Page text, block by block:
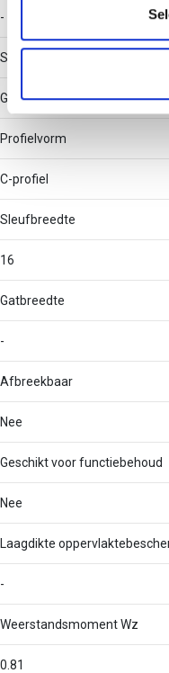
partners kunnen deze
informatie die u aan ze
verzameld op basis
-
Soort perforatie
Geen
Profielvorm
C-profiel
Sleufbreedte
16
Gatbreedte
-
Afbreekbaar
Nee
Geschikt voor functiebehoud
Nee
Laagdikte
-
Weerstandsmoment Wz
0.81